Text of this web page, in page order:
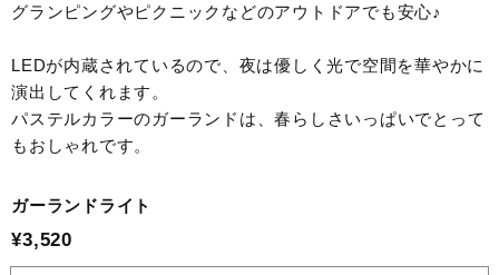
グランピングやピクニックなどのアウトドアでも安心♪
LEDが内蔵されているので、夜は優しく光で空間を華やかに
演出してくれます。
パステルカラーのガーランドは、春らしさいっぱいでとって
もおしゃれです。
ガーランドライト
¥3,520